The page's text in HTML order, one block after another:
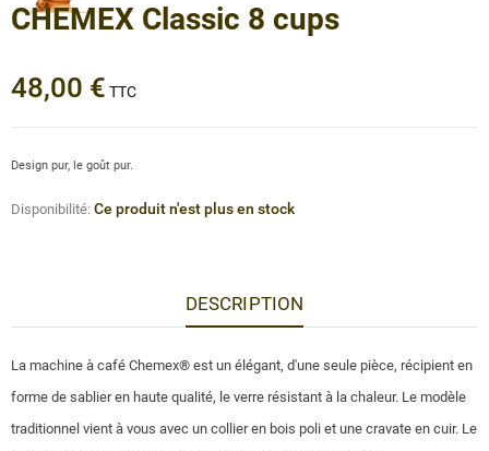
CHEMEX Classic 8 cups
48,00 € TTC
Design pur, le goût pur.
Disponibilité: Ce produit n'est plus en stock
DESCRIPTION
La machine à café Chemex® est un élégant, d'une seule pièce, récipient en
forme de sablier en haute qualité, le verre résistant à la chaleur. Le modèle
traditionnel vient à vous avec un collier en bois poli et une cravate en cuir. Le